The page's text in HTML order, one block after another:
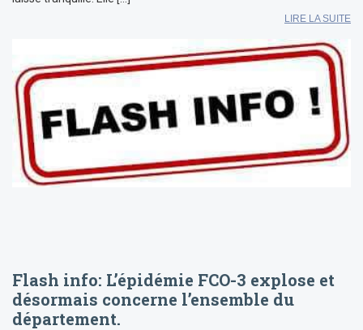
LIRE LA SUITE
Flash info: L’épidémie FCO-3 explose et
désormais concerne l’ensemble du
département.